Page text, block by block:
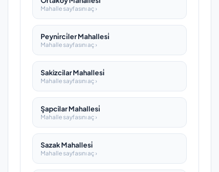
Mahalle sayfasını aç ›
Peyni̇rci̇ler Mahallesi̇
Mahalle sayfasını aç ›
Sakizcilar Mahallesi̇
Mahalle sayfasını aç ›
Şapcilar Mahallesi̇
Mahalle sayfasını aç ›
Sazak Mahallesi̇
Mahalle sayfasını aç ›